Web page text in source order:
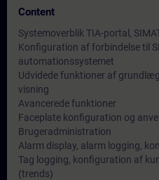
Content
Systemoverblik TIA-portal,
Konfiguration af forbindelse til
automationssystemet
Udvidede funktioner af
visning
Avancerede funktioner
Faceplate konfiguration og
Brugeradministration
Alarm display, alarm logging,
Tag logging, konfiguration af
(trends)